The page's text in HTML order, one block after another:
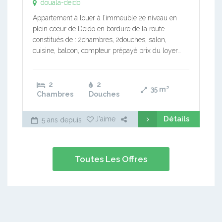
douala-deido
Appartement à louer à l’immeuble 2e niveau en
plein coeur de Deido en bordure de la route
constitués de : 2chambres, 2douches, salon,
cuisine, balcon, compteur prépayé prix du loyer…
2
Chambres
2
Douches
35 m²
5 ans depuis J'aime Détails
Toutes Les Offres